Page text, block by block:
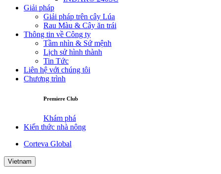
Giải pháp
Giải pháp trên cây Lúa
Rau Màu & Cây ăn trái
Thông tin về Công ty
Tầm nhìn & Sứ mệnh
Lịch sử hình thành
Tin Tức
Liên hệ với chúng tôi
Chương trình
Premiere Club
Khám phá
Kiến thức nhà nông
Corteva Global
Vietnam